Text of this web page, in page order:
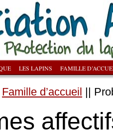
LES LAPINS FAMILLE
Famille d’accueil ||